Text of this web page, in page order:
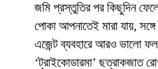
জমি প্রস্তুতির পর কিছুদিন
পোকা আপনাতেই মারা যায়,
এজেন্ট ব্যবহারে আরও ভালো ফল
‘ট্রাইকোডারমা’ ছত্রাকজাত